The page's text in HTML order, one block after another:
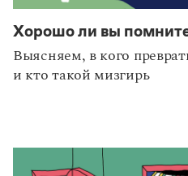
Хорошо ли вы
Выясняем, в кого
и кто такой мизгирь